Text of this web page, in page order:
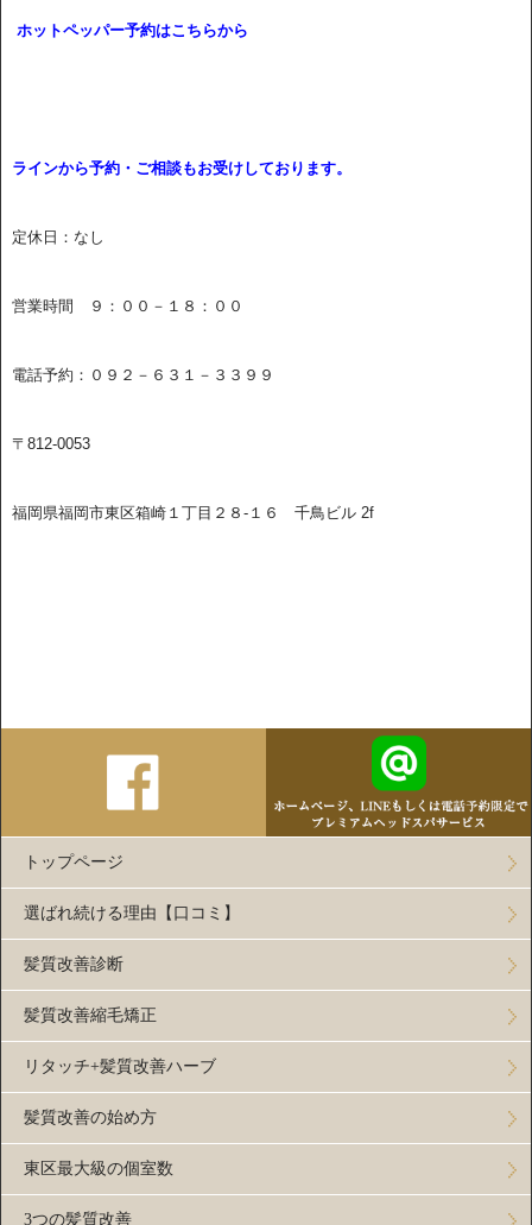
ホットペッパー予約はこちらから
ラインから予約・ご相談もお受けしております。
定休日：なし
営業時間 ９：００－１８：００
電話予約：０９２－６３１－３３９９
〒812-0053
福岡県福岡市東区箱崎１丁目２８-１６ 千鳥ビル 2f
トップページ
選ばれ続ける理由【口コミ】
髪質改善診断
髪質改善縮毛矯正
リタッチ+髪質改善ハーブ
髪質改善の始め方
東区最大級の個室数
3つの髪質改善